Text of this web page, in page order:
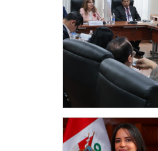
DESPACHO CONGRESAL